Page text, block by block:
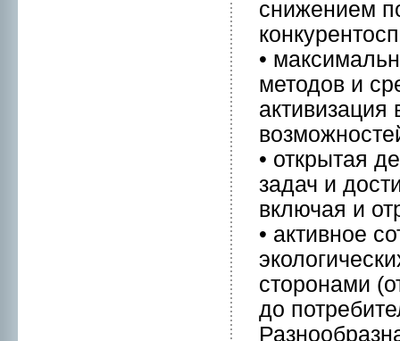
снижением
•
методов и
активизация
• открытая
задач и
включая и
• активнoе
стоpонами
до